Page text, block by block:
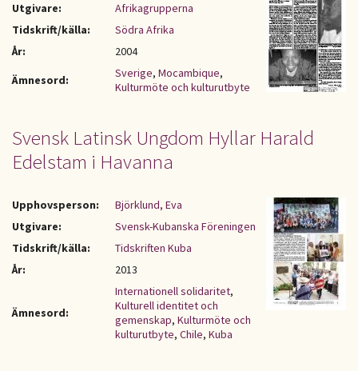
Utgivare:
Afrikagrupperna
Tidskrift/källa:
Södra Afrika
År:
2004
Ämnesord:
Sverige, Mocambique,
Kulturmöte och kulturutbyte
Svensk Latinsk Ungdom Hyllar Harald
Edelstam i Havanna
Upphovsperson:
Björklund, Eva
Utgivare:
Svensk-Kubanska Föreningen
Tidskrift/källa:
Tidskriften Kuba
År:
2013
Ämnesord:
Internationell solidaritet,
Kulturell identitet och
gemenskap, Kulturmöte och
kulturutbyte, Chile, Kuba